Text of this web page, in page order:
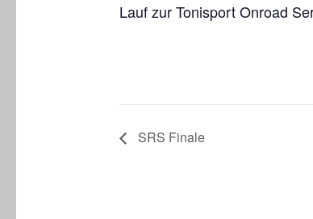
Lauf zur Tonisport Onroad
SRS Finale